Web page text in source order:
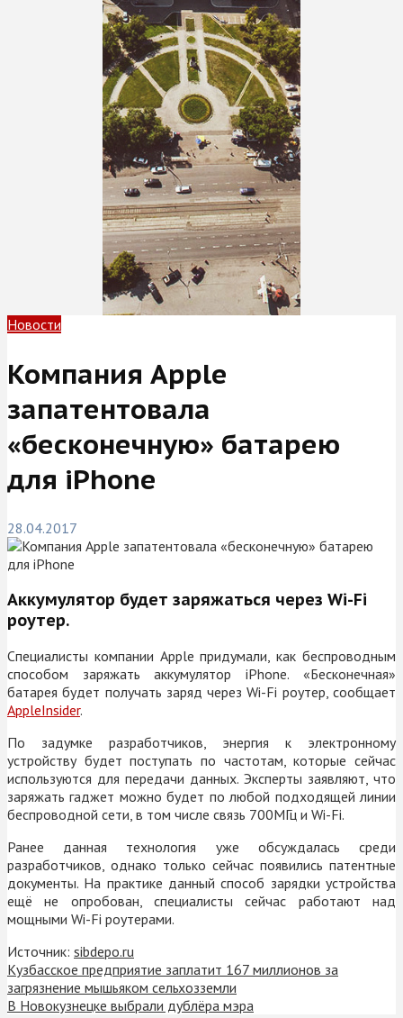
Новости
Компания Apple
запатентовала
«бесконечную» батарею
для iPhone
28.04.2017
Аккумулятор будет заряжаться через Wi-Fi
роутер.
Специалисты компании Apple придумали, как беспроводным
способом заряжать аккумулятор iPhone. «Бесконечная»
батарея будет получать заряд черезWi-Fi роутер, сообщает
AppleInsider.
По задумке разработчиков, энергия к электронному
устройству будет поступать по частотам, которые сейчас
используются для передачи данных. Эксперты заявляют, что
заряжать гаджет можно будет по любой подходящей линии
беспроводной сети, в том числе связь 700МГц и Wi-Fi.
Ранее данная технология уже обсуждалась среди
разработчиков, однако только сейчас появились патентные
документы. На практике данный способ зарядки устройства
ещё не опробован, специалисты сейчас работают над
мощными Wi-Fi роутерами.
Источник: sibdepo.ru
Кузбасское предприятие заплатит 167 миллионов за
загрязнение мышьяком сельхозземли
В Новокузнецке выбрали дублёра мэра